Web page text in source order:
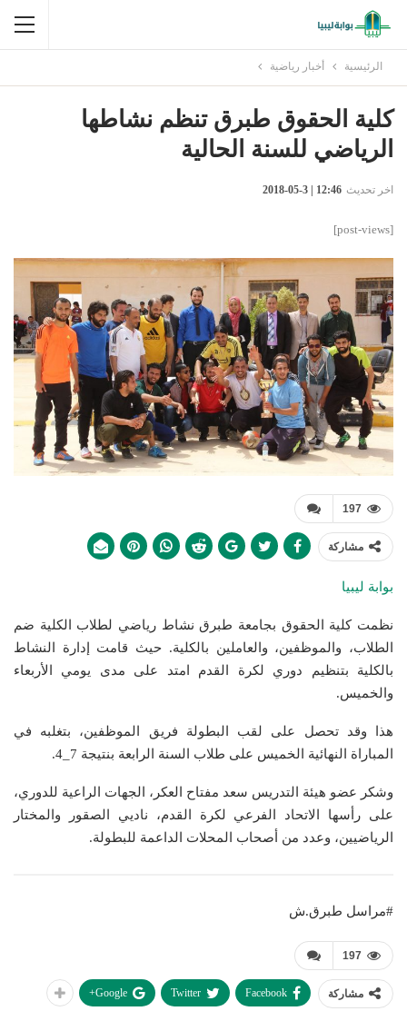
الرئيسية أخبار رياضية
كلية الحقوق طبرق تنظم نشاطها
الرياضي للسنة الحالية
اخر تحديث 12:46 | 3-05-2018
[post-views]
197
مشاركة
بوابة ليبيا
نظمت كلية الحقوق بجامعة طبرق نشاط رياضي لطلاب الكلية ضم
الطلاب، والموظفين، والعاملين بالكلية. حيث قامت إدارة النشاط
بالكلية بتنظيم دوري لكرة القدم امتد على مدى يومي الأربعاء
والخميس.
هذا وقد تحصل على لقب البطولة فريق الموظفين، بتغلبه في
المباراة النهائية الخميس على طلاب السنة الرابعة بنتيجة 7_4.
وشكر عضو هيئة التدريس سعد مفتاح العكر، الجهات الراعية للدوري،
على رأسها الاتحاد الفرعي لكرة القدم، ناديي الصقور والمختار
الرياضيين، وعدد من أصحاب المحلات الداعمة للبطولة.
#مراسل طبرق.ش
197
مشاركة Facebook
Twitter
Google+